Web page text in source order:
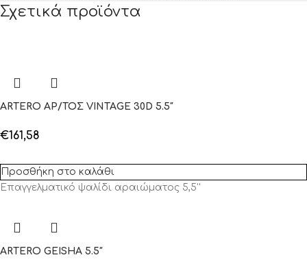
Σχετικά προϊόντα
ARTERO ΑΡ/ΤΟΣ VINTAGE 30D 5.5″
€161,58
Προσθήκη στο καλάθι
Επαγγελματικό ψαλίδι αραιώματος 5,5''
ARTERO GEISHA 5.5″